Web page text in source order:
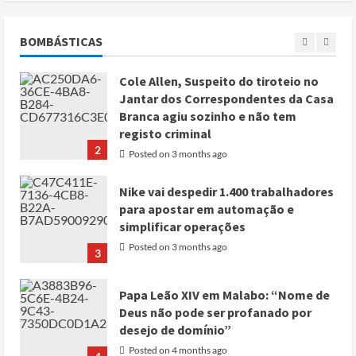
BOMBÁSTICAS
1
2
Cole Allen, Suspeito do tiroteio no
Jantar dos Correspondentes da Casa
Branca agiu sozinho e não tem
registo criminal
Posted on 3 months ago
3
Nike vai despedir 1.400 trabalhadores
para apostar em automação e
simplificar operações
Posted on 3 months ago
Papa Leão XIV em Malabo: “Nome de
Deus não pode ser profanado por
desejo de domínio”
Posted on 4 months ago